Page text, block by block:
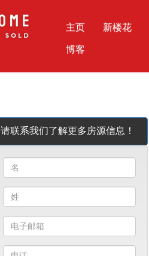
主页 新楼花
博客
请联系我们了解更多房源信息！